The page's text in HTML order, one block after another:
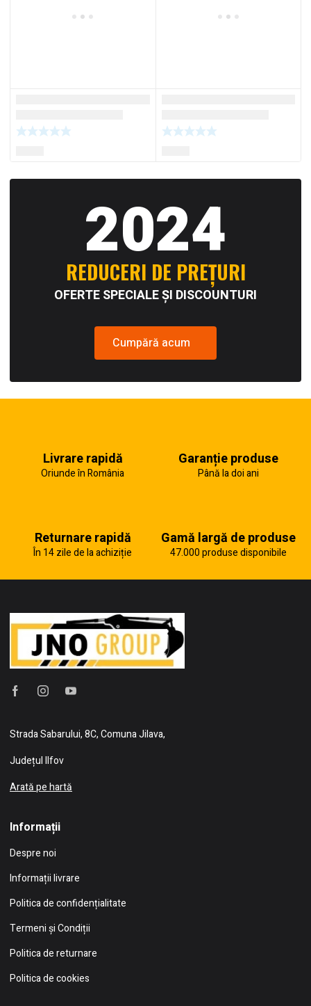
2024
REDUCERI DE PREȚURI
OFERTE SPECIALE ȘI DISCOUNTURI
Cumpără acum
Livrare rapidă
Oriunde în România
Garanție produse
Până la doi ani
Returnare rapidă
În 14 zile de la achiziție
Gamă largă de produse
47.000 produse disponibile
Strada Sabarului, 8C, Comuna Jilava,
Județul Ilfov
Arată pe hartă
Informații
Despre noi
Informații livrare
Politica de confidențialitate
Termeni și Condiții
Politica de returnare
Politica de cookies